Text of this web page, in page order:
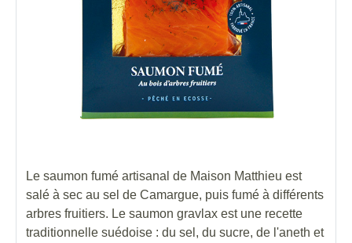
Le saumon fumé artisanal de Maison Matthieu est
salé à sec au sel de Camargue, puis fumé à différents
arbres fruitiers. Le saumon gravlax est une recette
traditionnelle suédoise : du sel, du sucre, de l'aneth et